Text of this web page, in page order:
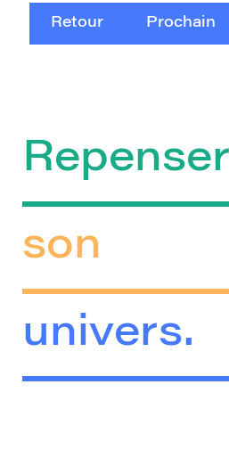
Retour Prochain
Repenser
son
univers.